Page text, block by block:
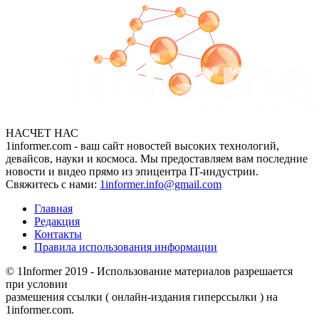
НАСЧЕТ НАС
1informer.com - ваш сайт новостей высоких технологий,
девайсов, науки и космоса. Мы предоставляем вам последние
новости и видео прямо из эпицентра IT-индустрии.
Свяжитесь с нами: 1informer.info@gmail.com
Главная
Редакция
Контакты
Правила использования информации
© 1Informer 2019 - Использование материалов разрешается
при условии
размешения ссылки ( онлайн-издания гиперссылки ) на
1informer.com.